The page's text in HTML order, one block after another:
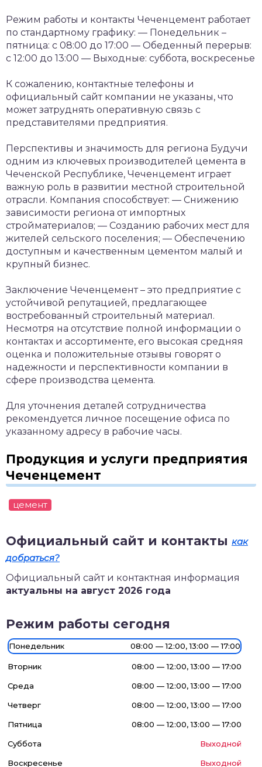
Режим работы и контакты Чеченцемент работает
по стандартному графику: — Понедельник –
пятница: с 08:00 до 17:00 — Обеденный перерыв:
с 12:00 до 13:00 — Выходные: суббота, воскресенье
К сожалению, контактные телефоны и
официальный сайт компании не указаны, что
может затруднять оперативную связь с
представителями предприятия.
Перспективы и значимость для региона Будучи
одним из ключевых производителей цемента в
Чеченской Республике, Чеченцемент играет
важную роль в развитии местной строительной
отрасли. Компания способствует: — Снижению
зависимости региона от импортных
стройматериалов; — Созданию рабочих мест для
жителей сельского поселения; — Обеспечению
доступным и качественным цементом малый и
крупный бизнес.
Заключение Чеченцемент – это предприятие с
устойчивой репутацией, предлагающее
востребованный строительный материал.
Несмотря на отсутствие полной информации о
контактах и ассортименте, его высокая средняя
оценка и положительные отзывы говорят о
надежности и перспективности компании в
сфере производства цемента.
Для уточнения деталей сотрудничества
рекомендуется личное посещение офиса по
указанному адресу в рабочие часы.
Продукция и услуги предприятия
Чеченцемент
цемент
Официальный сайт и контакты как
добраться?
Официальный сайт и контактная информация
актуальны на август 2026 года
Режим работы сегодня
Понедельник 08:00 — 12:00, 13:00 — 17:00
Вторник 08:00 — 12:00, 13:00 — 17:00
Среда 08:00 — 12:00, 13:00 — 17:00
Четверг 08:00 — 12:00, 13:00 — 17:00
Пятница 08:00 — 12:00, 13:00 — 17:00
Суббота Выходной
Воскресенье Выходной